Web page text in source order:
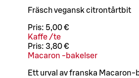
Fräsch vegansk citrontårtbit
Pris: 5,00 €
Kaffe /te
Pris: 3,80 €
Macaron -bakelser
Ett urval av franska Macaron-